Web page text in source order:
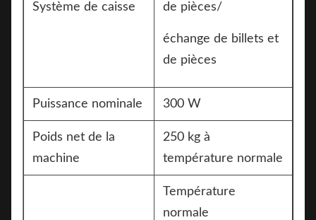
Système de caisse
de pièces/
échange de billets et
de pièces
Puissance nominale 300 W
Poids net de la
machine
250 kg à
température normale
Température
normale